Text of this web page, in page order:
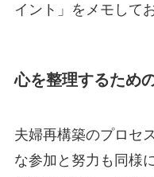
イント」をメモして
心を整理するため
夫婦再構築のプロセ
な参加と努力も同様